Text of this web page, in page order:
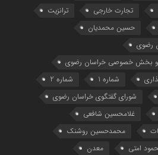
تجارت خارجی
ترانزیت
حسین محمدیان
رضوی
و بخش خصوصی خراسان رضوی
شماره 1
شماره 2
شورای گفتگوی خراسان رضوی
غلامحسین شافعی
محمدحسین روشنک
امتی معدن